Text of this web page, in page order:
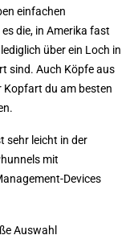
einfachen
die, in Amerika fast
über ein Loch in
sind. Auch Köpfe aus
Kopfart du am besten
sehr leicht in der
mit
Devices
Auswahl